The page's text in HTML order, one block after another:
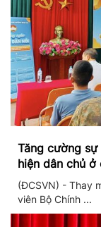
Tăng cường
hiện dân chủ
(ĐCSVN) - Thay
viên Bộ Chính ...